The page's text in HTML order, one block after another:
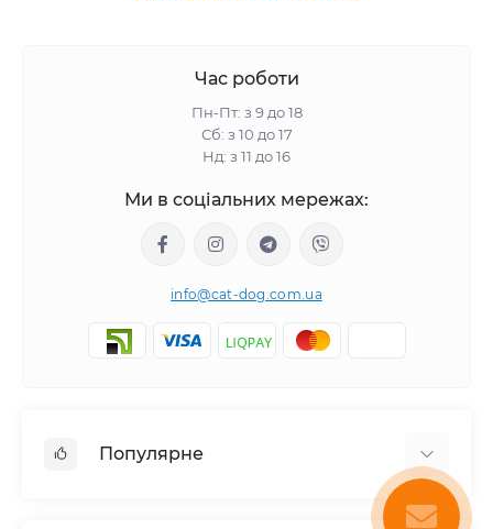
Час роботи
Пн-Пт: з 9 до 18
Сб: з 10 до 17
Нд: з 11 до 16
Ми в соціальних мережах:
info@cat-dog.com.ua
Популярне